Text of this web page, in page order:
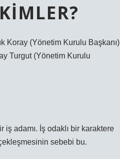
Koray (Yönetim Kurulu Başkanı)
Turgut (Yönetim Kurulu
iş adamı. İş odaklı bir karaktere
sebebi bu.